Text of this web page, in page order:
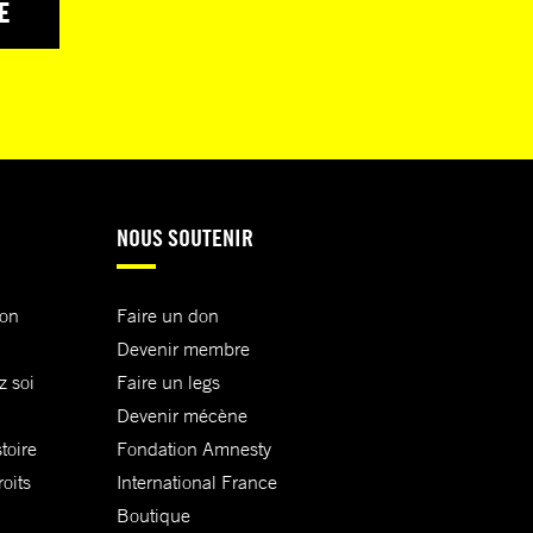
soi
NOUS SOUTENIR
Faire un don
Devenir membre
Faire un legs
Devenir mécène
Fondation Amnesty
International France
Boutique